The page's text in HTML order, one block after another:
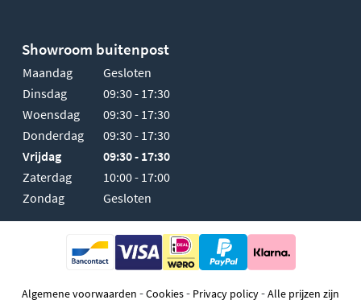
Showroom buitenpost
Maandag
Gesloten
Dinsdag
09:30 - 17:30
Woensdag
09:30 - 17:30
Donderdag
09:30 - 17:30
Vrijdag
09:30 - 17:30
Zaterdag
10:00 - 17:00
Zondag
Gesloten
Algemene voorwaarden -Cookies- Privacy policy-Alle prijzen zijn